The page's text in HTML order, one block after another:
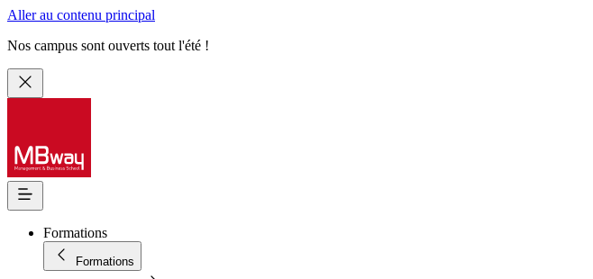
Aller au contenu principal
Nos campus sont ouverts tout l'été !
Formations
Formations